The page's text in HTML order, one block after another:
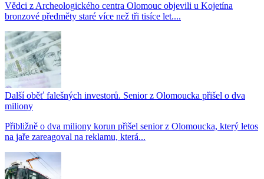
Vědci z Archeologického centra Olomouc objevili u Kojetína
bronzové předměty staré více než tři tisíce let....
Další oběť falešných investorů. Senior z Olomoucka přišel o dva
miliony
Přibližně o dva miliony korun přišel senior z Olomoucka, který letos
na jaře zareagoval na reklamu, která...